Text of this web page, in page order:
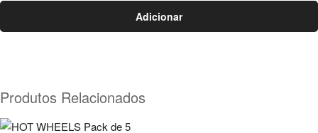
Adicionar
Produtos Relacionados